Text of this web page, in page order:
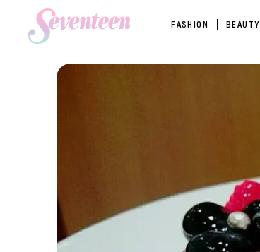
FASHION BEAUTY